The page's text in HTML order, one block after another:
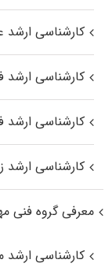
کارشناسی ارشد
کارشناسی ارشد
کارشناسی ارشد
کارشناسی
معرفی گروه فنی
کارشناسی